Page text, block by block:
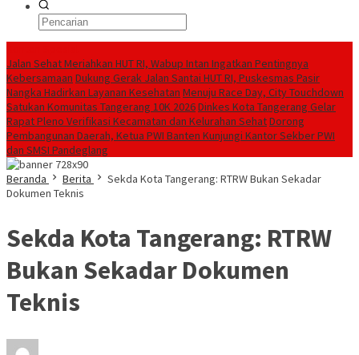
Jalan Sehat Meriahkan HUT RI, Wabup Intan Ingatkan Pentingnya
Kebersamaan Dukung Gerak Jalan Santai HUT RI, Puskesmas Pasir
Nangka Hadirkan Layanan Kesehatan Menuju Race Day, City Touchdown
Satukan Komunitas Tangerang 10K 2026Dinkes Kota Tangerang Gelar
Rapat Pleno Verifikasi Kecamatan dan Kelurahan SehatDorong
Pembangunan Daerah, Ketua PWI Banten Kunjungi Kantor Sekber PWI
dan SMSI Pandeglang
Beranda
Berita
Sekda Kota Tangerang: RTRW Bukan Sekadar
Dokumen Teknis
Sekda Kota Tangerang: RTRW
Bukan Sekadar Dokumen
Teknis